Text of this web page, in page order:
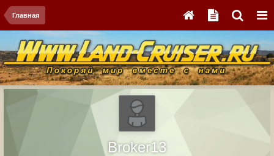
Главная
Broker13